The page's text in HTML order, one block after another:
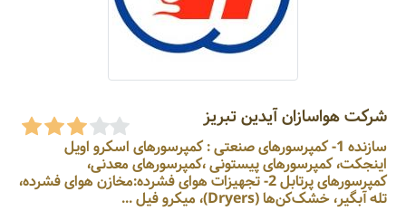
شرکت هواسازان آیدین تبریز
سازنده 1- کمپرسورهای صنعتی : کمپرسورهای اسکرو اویل
اینجکت، کمپرسورهای پیستونی ،کمپرسورهای معدنی،
کمپرسورهای پرتابل 2- تجهیزات هوای فشرده:مخازن هوای فشرده،
تله آبگیر، خشک‌کن‌ها (Dryers)، میکرو فیل ...